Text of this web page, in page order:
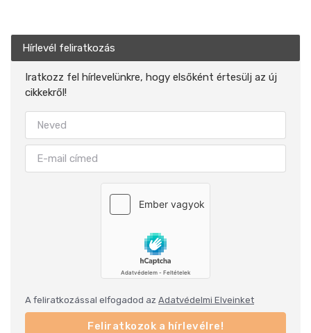
Hírlevél feliratkozás
Iratkozz fel hírlevelünkre, hogy elsőként értesülj az új
cikkekről!
A feliratkozással elfogadod az Adatvédelmi Elveinket
Feliratkozok a hírlevélre!